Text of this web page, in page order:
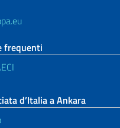
frequenti
d’Italia a Ankara